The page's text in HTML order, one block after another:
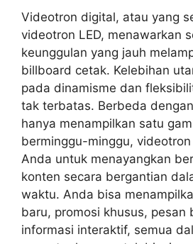
Videotron digital, atau yang
videotron LED, menawarkan
keunggulan yang jauh
billboard cetak. Kelebihan
pada dinamisme dan
tak terbatas. Berbeda
hanya menampilkan satu
berminggu-minggu,
Anda untuk menayangkan
konten secara bergantian
waktu. Anda bisa
baru, promosi khusus, pesan
informasi interaktif, semua